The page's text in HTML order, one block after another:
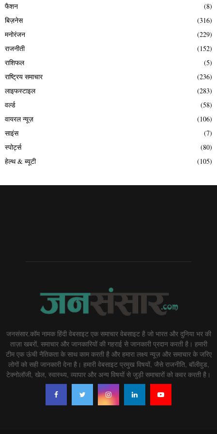
फैशन
(8)
बिज़नेस
(316)
मनोरंजन
(229)
राजनीती
(152)
राशिफल
(5)
राष्ट्रिय समाचार
(236)
लाइफस्टाइल
(283)
वर्ल्ड
(58)
वायरल न्यूज़
(106)
साइंस
(7)
स्पोर्ट्स
(80)
हेल्थ & ब्यूटी
(105)
जनसंसार.कॉम नामक हिंदी वेबसाइट एक समाचार वेबसाइट है जो भारत और दुनिया भर की
ताज़ा खबरों, समाचार और जानकारियों की गहराई से जानकारी प्रदान करती है। हमारी
टीम एक ऊंची नैतिकता के साथ काम करती है और हमारा लक्ष्य न्यूज़ और समाचार के जरिए
लोगों को सही जानकारी देना है। हमारी वेबसाइट प्रमुख विषयों, जैसे राजनीति, बॉलीवुड,
टेक्नोलॉजी, खेल, स्वास्थ्य, व्यापार और अन्य विषयों से जुड़ी समाचारों को कवर करती है।